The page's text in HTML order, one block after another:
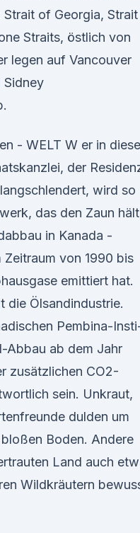
of Georgia, Strait
Straits, östlich von
legen auf Vancouver
Sidney
- WELT W er in
der
wird so
das den Zaun
in Kanada -
Zeitraum von 1990 bis
emittiert hat.
die Ölsandindustrie.
Pembina-
Abbau ab dem Jahr
zusätzlichen CO2-
sein. Unkraut,
dulden um
Boden. Andere
Land auch
Wildkräutern